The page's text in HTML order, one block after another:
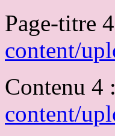
Page-titre
content/
Contenu 4 :
content/